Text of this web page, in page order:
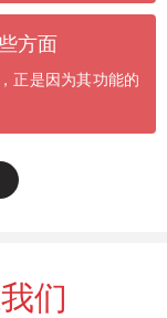
方面
正是因为其功能的
们